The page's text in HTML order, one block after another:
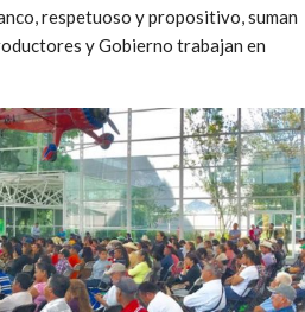
respetuoso y propositivo, suman
y Gobierno trabajan en